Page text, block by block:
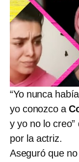
“Yo nunca
yo conozco a
y yo no lo
por la actriz.
Aseguró que